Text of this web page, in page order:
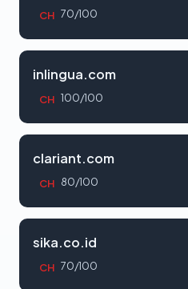
CH 70/100
inlingua.com
CH 100/100
clariant.com
CH 80/100
sika.co.id
CH 70/100